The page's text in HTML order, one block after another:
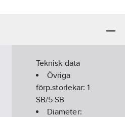
Teknisk data
Övriga
förp.storlekar:1
SB/5 SB
Diameter: